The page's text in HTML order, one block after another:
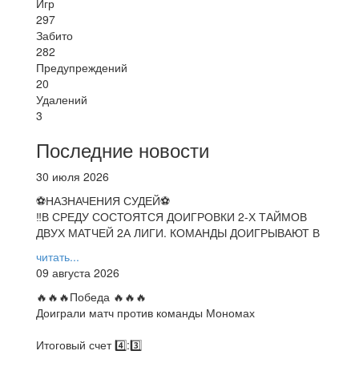
297
Забито
282
Предупреждений
20
Удалений
3
Последние новости
30 июля 2026
⚽НАЗНАЧЕНИЯ СУДЕЙ⚽
‼В СРЕДУ СОСТОЯТСЯ ДОИГРОВКИ 2-Х ТАЙМОВ
ДВУХ МАТЧЕЙ 2А ЛИГИ. КОМАНДЫ ДОИГРЫВАЮТ В
читать...
09 августа 2026
🔥🔥🔥Победа 🔥🔥🔥
Доиграли матч против команды Мономах
Итоговый счет 4️⃣:3️⃣